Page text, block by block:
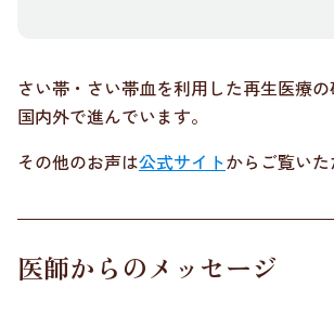
さい帯・さい帯血を利用した再生医療
国内外で進んでいます。
その他のお声は公式サイトからご覧いた
医師からのメッセージ